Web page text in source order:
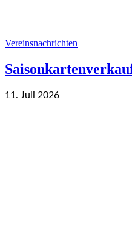
Vereinsnachrichten
11. Juli 2026